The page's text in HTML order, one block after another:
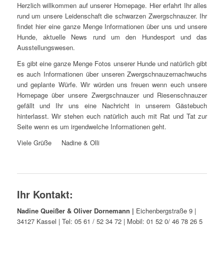
Herzlich willkommen auf unserer Homepage. Hier erfahrt Ihr alles
rund um unsere Leidenschaft die schwarzen Zwergschnauzer. Ihr
findet hier eine ganze Menge Informationen über uns und unsere
Hunde, aktuelle News rund um den Hundesport und das
Ausstellungswesen.
Es gibt eine ganze Menge Fotos unserer Hunde und natürlich gibt
es auch Informationen über unseren Zwergschnauzernachwuchs
und geplante Würfe. Wir würden uns freuen wenn euch unsere
Homepage über unsere Zwergschnauzer und Riesenschnauzer
gefällt und Ihr uns eine Nachricht in unserem Gästebuch
hinterlasst. Wir stehen euch natürlich auch mit Rat und Tat zur
Seite wenn es um irgendwelche Informationen geht.
Viele Grüße Nadine & Olli
Ihr Kontakt:
Nadine Queißer & Oliver Dornemann | Eichenbergstraße 9 |
34127 Kassel | Tel: 05 61 / 52 34 72 | Mobil: 01 52 0/ 46 78 26 5